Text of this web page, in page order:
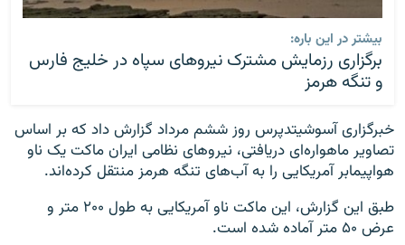
بیشتر در این باره:
برگزاری رزمایش مشترک نیروهای سپاه در خلیج فارس
و تنگه هرمز
خبرگزاری آسوشیتدپرس روز ششم مرداد گزارش داد که بر اساس
تصاویر ماهواره‌ای دریافتی، نیروهای نظامی ایران ماکت یک ناو
هواپیمابر آمریکایی را به آب‌های تنگه هرمز منتقل کرده‌اند.
طبق این گزارش، این ماکت ناو آمریکایی به طول ۲۰۰ متر و
عرض ۵۰ متر آماده شده است.